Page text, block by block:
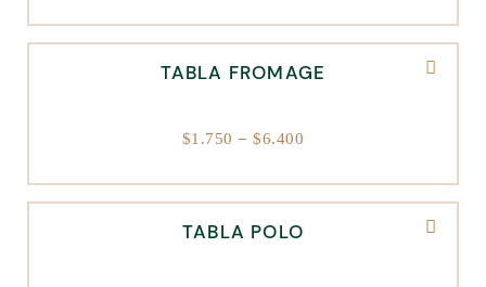
TABLA FROMAGE
$1.750 –$6.400
TABLA POLO